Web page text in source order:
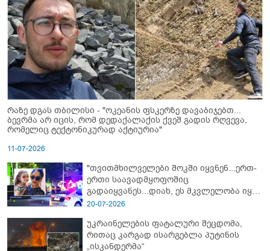
რაზე დგას თბილისი - "ოკეანის ფსკერზე დავაბიჯებთ...
ბევრმა არ იცის, რომ დედაქალაქის ქვეშ გადის რღვევა,
რომელიც ტექტონიკურად აქტიურია"
11-07-2026
"თვითმხილველები შოკში იყვნენ...ერთ-
ერთი საავადმყოფოშიც
გადაიყვანეს...დიახ, ეს მკვლელობა იყო"
- გორში დატრიალებული ტრაგედიის
20-07-2026
უკრაინელების ფატალური შეცდომა,
რითაც კარგად ისარგებლა პუტინის
„ისკანდერმა“